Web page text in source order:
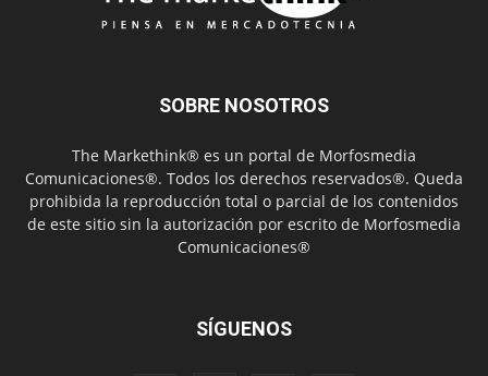
SOBRE NOSOTROS
The Markethink® es un portal de Morfosmedia
Comunicaciones®. Todos los derechos reservados®. Queda
prohibida la reproducción total o parcial de los contenidos
de este sitio sin la autorización por escrito de Morfosmedia
Comunicaciones®
SÍGUENOS